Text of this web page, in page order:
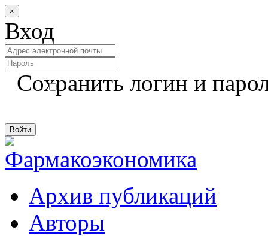
×
Вход
Сохранить логин и
Архив публикаций
Авторы